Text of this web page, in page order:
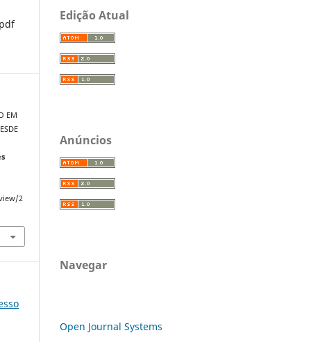
EM
2
Edição Atual
Anúncios
Navegar
Open Journal Systems